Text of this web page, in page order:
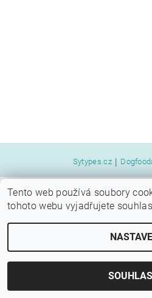
Sytypes.cz |
2026 © SYTÝ PES, všechna
Vytvořil
Tento web používá soubory
tohoto webu vyjadřujete